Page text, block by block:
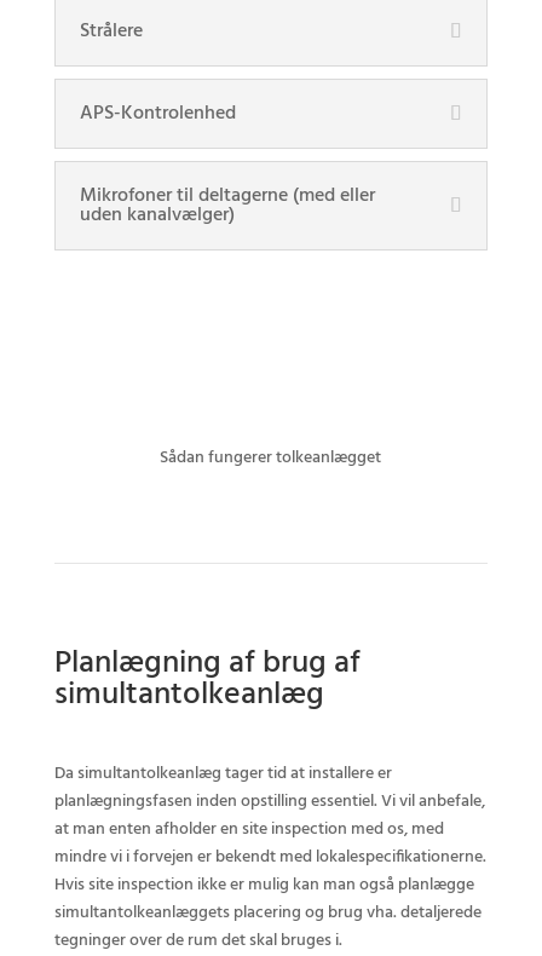
Strålere
APS-Kontrolenhed
Mikrofoner til deltagerne (med eller
uden kanalvælger)
Sådan fungerer tolkeanlægget
Planlægning af brug af
simultantolkeanlæg
Da simultantolkeanlæg tager tid at installere er
planlægningsfasen inden opstilling essentiel. Vi vil anbefale,
at man enten afholder en site inspection med os, med
mindre vi i forvejen er bekendt med lokalespecifikationerne.
Hvis site inspection ikke er mulig kan man også planlægge
simultantolkeanlæggets placering og brug vha. detaljerede
tegninger over de rum det skal bruges i.